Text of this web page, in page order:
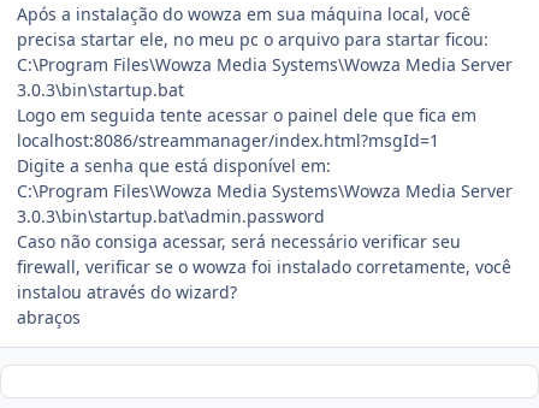
Após a instalação do wowza em sua máquina local, você
precisa startar ele, no meu pc o arquivo para startar ficou:
C:\Program Files\Wowza Media Systems\Wowza Media Server
3.0.3\bin\startup.bat
Logo em seguida tente acessar o painel dele que fica em
localhost:8086/streammanager/index.html?msgId=1
Digite a senha que está disponível em:
C:\Program Files\Wowza Media Systems\Wowza Media Server
3.0.3\bin\startup.bat\admin.password
Caso não consiga acessar, será necessário verificar seu
firewall, verificar se o wowza foi instalado corretamente, você
instalou através do wizard?
abraços